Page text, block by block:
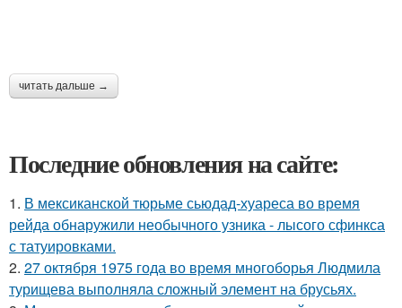
читать дальше →
Последние обновления на сайте:
1. В мексиканской тюрьме сьюдад-хуареса во время
рейда обнаружили необычного узника - лысого сфинкса
с татуировками.
2. 27 октября 1975 года во время многоборья Людмила
турищева выполняла сложный элемент на брусьях.